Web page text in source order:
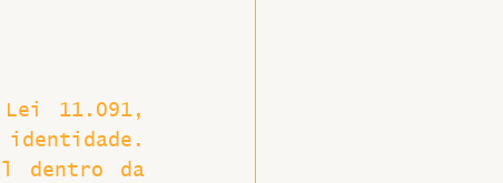
11.091,
identidade.
dentro da